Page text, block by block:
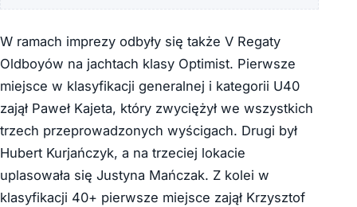
W ramach imprezy odbyły się także V Regaty
Oldboyów na jachtach klasy Optimist. Pierwsze
miejsce w klasyfikacji generalnej i kategorii U40
zajął Paweł Kajeta, który zwyciężył we wszystkich
trzech przeprowadzonych wyścigach. Drugi był
Hubert Kurjańczyk, a na trzeciej lokacie
uplasowała się Justyna Mańczak. Z kolei w
klasyfikacji 40+ pierwsze miejsce zajął Krzysztof